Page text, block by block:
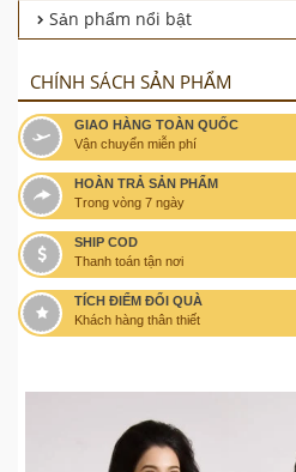
Sản phẩm nổi bật
CHÍNH SÁCH SẢN PHẨM
GIAO HÀNG TOÀN QUỐC
Vận chuyển miễn phí
HOÀN TRẢ SẢN PHẨM
Trong vòng 7 ngày
SHIP COD
Thanh toán tận nơi
TÍCH ĐIỂM ĐỔI QUÀ
Khách hàng thân thiết